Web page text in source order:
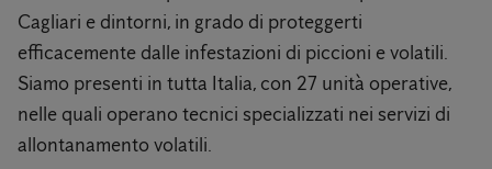
Cagliari e dintorni, in grado di proteggerti
efficacemente dalle infestazioni di piccioni e volatili.
Siamo presenti in tutta Italia, con 27 unità operative,
nelle quali operano tecnici specializzati nei servizi di
allontanamento volatili.